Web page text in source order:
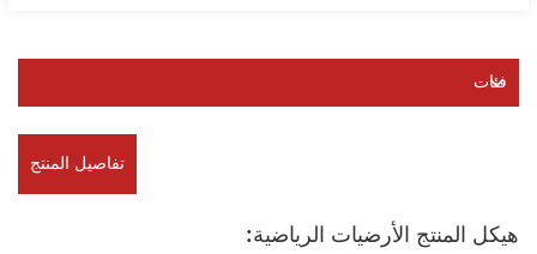
فئات
تفاصيل المنتج
هيكل المنتج الأرضيات الرياضية: